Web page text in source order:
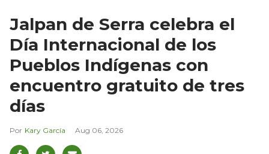
Jalpan de Serra celebra el
Día Internacional de los
Pueblos Indígenas con
encuentro gratuito de tres
días
Kary García Aug 06, 2026